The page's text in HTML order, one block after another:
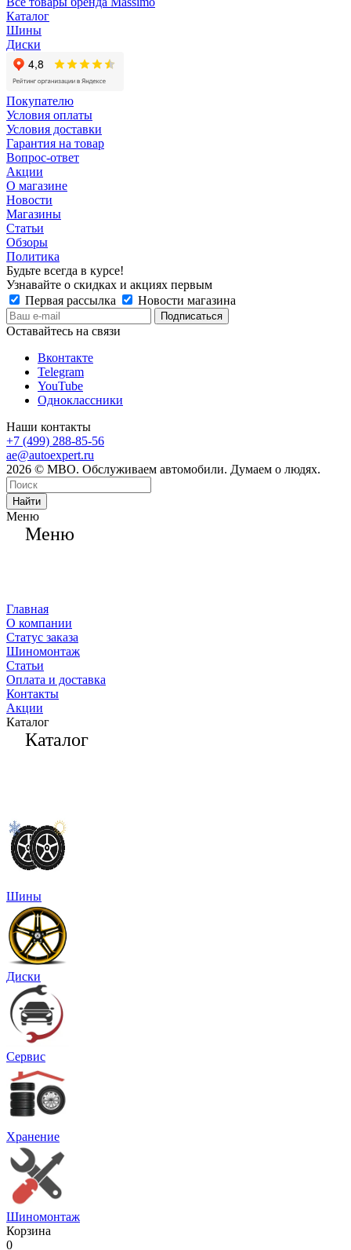
Каталог
Шины
Диски
Покупателю
Условия оплаты
Условия доставки
Гарантия на товар
Вопрос-ответ
Акции
О магазине
Новости
Магазины
Статьи
Обзоры
Политика
Будьте всегда в курсе!
Узнавайте о скидках и акциях первым
Первая рассылка
Новости магазина
Оставайтесь на связи
Вконтакте
Telegram
YouTube
Одноклассники
Наши контакты
+7 (499) 288-85-56
ae@autoexpert.ru
2026 © МВО. Обслуживаем автомобили. Думаем о людях.
Найти
Меню
Меню
Главная
О компании
Статус заказа
Шиномонтаж
Статьи
Оплата и доставка
Контакты
Акции
Каталог
Каталог
Шины
Диски
Сервис
Хранение
Шиномонтаж
Корзина
0